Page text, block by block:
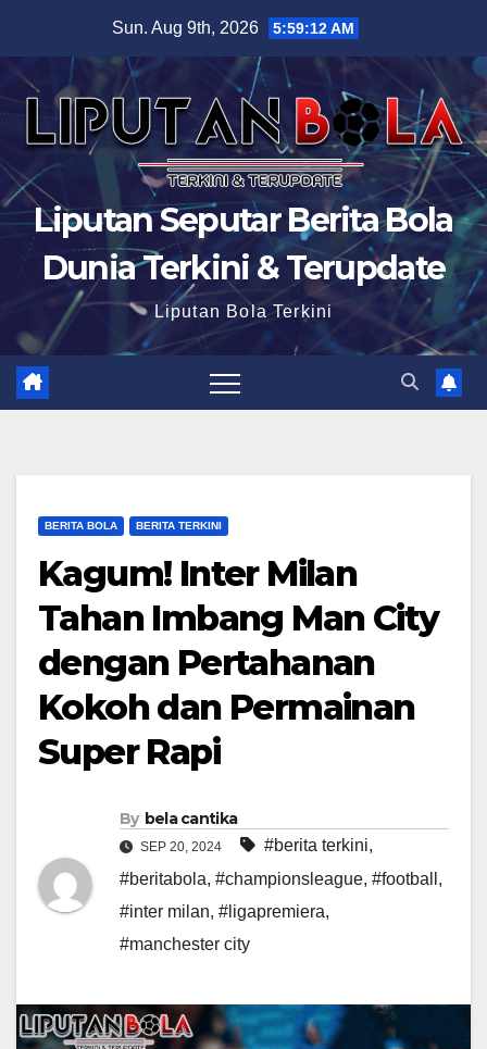
content
Sun. Aug 9th, 2026 5:59:13 AM
Liputan Seputar Berita Bola
Dunia Terkini & Terupdate
Liputan Bola Terkini
BERITA BOLA BERITA TERKINI
Kagum! Inter Milan
Tahan Imbang Man City
dengan Pertahanan
Kokoh dan Permainan
Super Rapi
By bela cantika
SEP 20, 2024 #berita terkini,
#beritabola, #championsleague, #football ,
#inter milan, #ligapremiera,
#manchester city